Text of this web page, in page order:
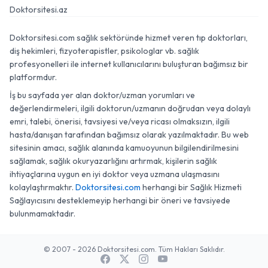
Doktorsitesi.az
Doktorsitesi.com sağlık sektöründe hizmet veren tıp doktorları,
diş hekimleri, fizyoterapistler, psikologlar vb. sağlık
profesyonelleri ile internet kullanıcılarını buluşturan bağımsız bir
platformdur.
İş bu sayfada yer alan doktor/uzman yorumları ve
değerlendirmeleri, ilgili doktorun/uzmanın doğrudan veya dolaylı
emri, talebi, önerisi, tavsiyesi ve/veya ricası olmaksızın, ilgili
hasta/danışan tarafından bağımsız olarak yazılmaktadır. Bu web
sitesinin amacı, sağlık alanında kamuoyunun bilgilendirilmesini
sağlamak, sağlık okuryazarlığını artırmak, kişilerin sağlık
ihtiyaçlarına uygun en iyi doktor veya uzmana ulaşmasını
kolaylaştırmaktır. Doktorsitesi.com herhangi bir Sağlık Hizmeti
Sağlayıcısını desteklemeyip herhangi bir öneri ve tavsiyede
bulunmamaktadır.
© 2007 - 2026 Doktorsitesi.com. Tüm Hakları Saklıdır.